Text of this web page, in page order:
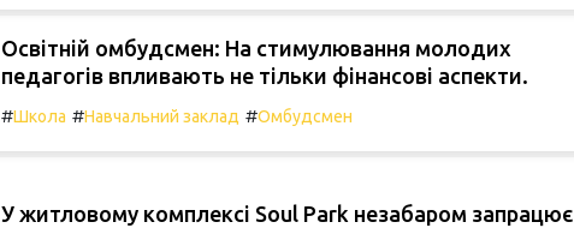
Освітній омбудсмен: На стимулювання молодих
педагогів впливають не тільки фінансові аспекти.
#Школа #Навчальний заклад #Омбудсмен
У житловому комплексі Soul Park незабаром запрацює